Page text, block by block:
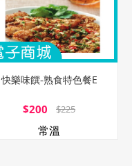
快樂味饌-熟食特色餐E
$200 $225
常溫